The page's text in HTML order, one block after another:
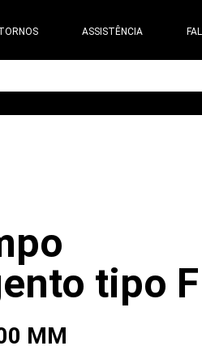
ASSISTÊNCIA
tipo F
MM